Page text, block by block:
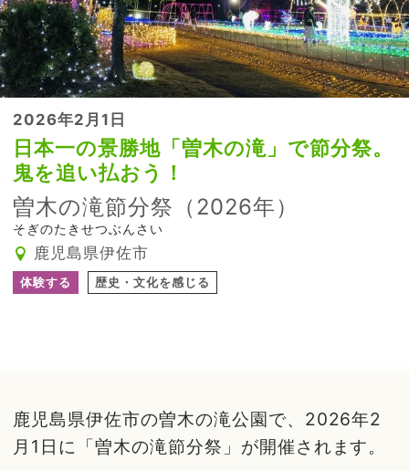
2026年2月1日
日本一の景勝地「曽木の滝」で節分祭。
鬼を追い払おう！
曽木の滝節分祭（2026年）
そぎのたきせつぶんさい
鹿児島県伊佐市
体験する 歴史・文化を感じる
鹿児島県伊佐市の曽木の滝公園で、2026年2
月1日に「曽木の滝節分祭」が開催されます。